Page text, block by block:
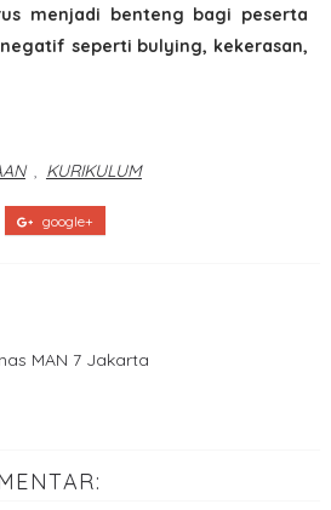
menjadi benteng bagi peserta
seperti bulying, kekerasan,
KURIKULUM
google+
MAN 7 Jakarta